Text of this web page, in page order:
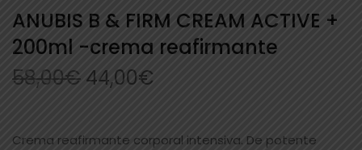
ANUBIS B & FIRM CREAM ACTIVE +
200ml -crema reafirmante
58,00€ 44,00€
Crema reafirmante corporal intensiva. De potente